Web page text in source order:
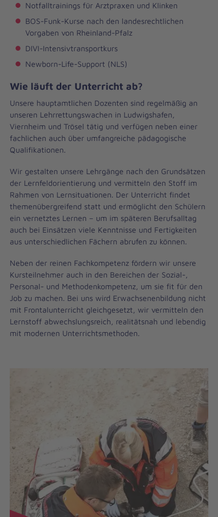
Notfalltrainings für Arztpraxen und Klinken
BOS-Funk-Kurse nach den landesrechtlichen
Vorgaben von Rheinland-Pfalz
DIVI-Intensivtransportkurs
Newborn-Life-Support (NLS)
Wie läuft der Unterricht ab?
Unsere hauptamtlichen Dozenten sind regelmäßig an
unseren Lehrrettungswachen in Ludwigshafen,
Viernheim und Trösel tätig und verfügen neben einer
fachlichen auch über umfangreiche pädagogische
Qualifikationen.
Wir gestalten unsere Lehrgänge nach den Grundsätzen
der Lernfeldorientierung und vermitteln den Stoff im
Rahmen von Lernsituationen. Der Unterricht findet
themenübergreifend statt und ermöglicht den Schülern
ein vernetztes Lernen – um im späteren Berufsalltag
auch bei Einsätzen viele Kenntnisse und Fertigkeiten
aus unterschiedlichen Fächern abrufen zu können.
Neben der reinen Fachkompetenz fördern wir unsere
Kursteilnehmer auch in den Bereichen der Sozial-,
Personal- und Methodenkompetenz, um sie fit für den
Job zu machen. Bei uns wird Erwachsenenbildung nicht
mit Frontalunterricht gleichgesetzt, wir vermitteln den
Lernstoff abwechslungsreich, realitätsnah und lebendig
mit modernen Unterrichtsmethoden.